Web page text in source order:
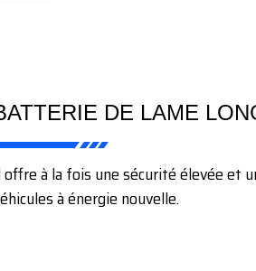
DE LAME
offre à la fois une sécurité élevée et
à énergie nouvelle.